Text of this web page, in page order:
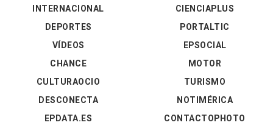
INTERNACIONAL
DEPORTES
VÍDEOS
CIENCIAPLUS
PORTALTIC
EPSOCIAL
CHANCE
CULTURAOCIO
DESCONECTA
EPDATA.ES
MOTOR
TURISMO
NOTIMÉRICA
CONTACTOPHOTO